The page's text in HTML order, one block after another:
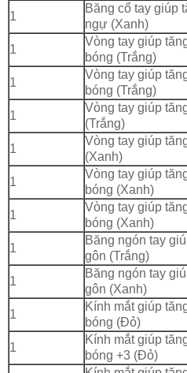
1
Băng cổ tay giúp
ngự (Xanh)
1
Vòng tay giúp
bóng (Trắng)
1
Vòng tay giúp
bóng (Trắng)
1
Vòng tay giúp
(Trắng)
1
Vòng tay giúp
(Xanh)
1
Vòng tay giúp
bóng (Xanh)
1
Vòng tay giúp
bóng (Xanh)
1
Băng ngón tay
gôn (Trắng)
1
Băng ngón tay
gôn (Xanh)
1
Kính mắt giúp
bóng (Đỏ)
1
Kính mắt giúp
bóng +3 (Đỏ)